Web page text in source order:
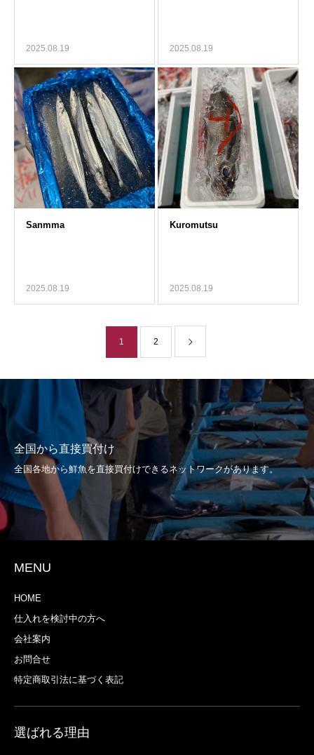
2025.08.19 2025.08.19
2025.08.19 2025.08.19
1 2
全国から直接買付け
全国各地から鮮魚を直接買付けできるネットワークがあります。
MENU
HOME
仕入れを検討中の方へ
会社案内
お問合せ
特定商取引法に基づく表記
選ばれる理由